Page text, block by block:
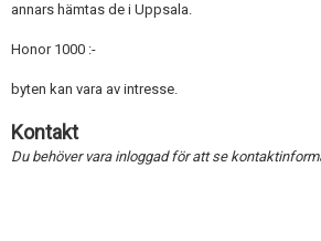
annars hämtas de i Uppsala.
Honor 1000 :-
byten kan vara av intresse.
Kontakt
Du behöver vara inloggad för att se